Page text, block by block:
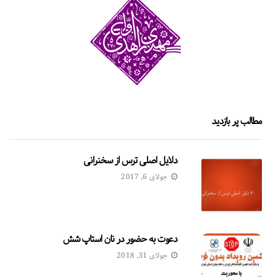
مطالب پر بازدید
دلایل اصلی ترس از سخنرانی
جولای 6, 2017
دعوت به حضور در نان استاپ شش
جولای 31, 2018